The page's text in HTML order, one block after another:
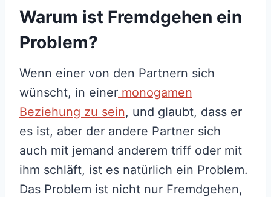
Warum ist Fremdgehen ein
Problem?
Wenn einer von den Partnern sich
wünscht, in einer monogamen
Beziehung zu sein, und glaubt, dass er
es ist, aber der andere Partner sich
auch mit jemand anderem triff oder mit
ihm schläft, ist es natürlich ein Problem.
Das Problem ist nicht nur Fremdgehen,